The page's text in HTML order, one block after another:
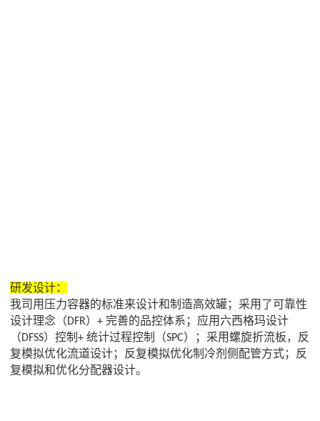
研发设计：
我司 用压力容器的标准来设计和制造高效罐；采用了可靠性
设计理念（DFR）+ 完善的品控体系 ；应用 六西格玛设计
（DFSS）控制+统计过程控制（SPC） ； 采用螺旋折流板，反
复模拟优化流道设计； 反复模拟优化制冷剂侧配管方式；反
复模拟和优化分配器设计。